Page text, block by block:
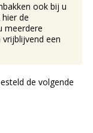
ook bij u
de
meerdere
een
de volgende